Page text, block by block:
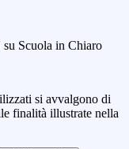
Scuola in Chiaro
si avvalgono di
finalità illustrate nella